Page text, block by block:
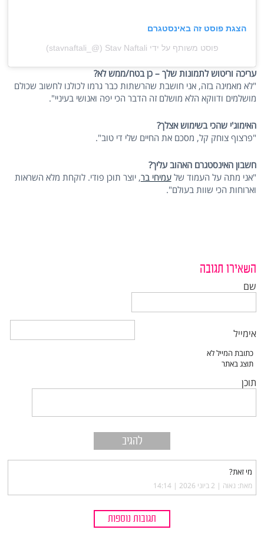
הצגת פוסט זה באינסטגרם
פוסט משותף על ידי ‏‎Stav Naftali‎‏ (@‏‎stavnaftali_‎‏)
עריכה וריטוש לתמונות שלך – כן בטח/ממש לא?
"לא מאמינה בזה, אני חושבת שהרשתות כבר גרמו לכולנו לחשוב שכולם
מושלמים ודווקא הלא מושלם זה הדבר הכי יפה ואנושי בעיניי".
האימוג'י שהכי בשימוש אצלך?
"פרצוף צוחק קל, מסכם את החיים שלי די טוב".
חשבון האינסטגרם האהוב עליך?
"אני מתה על העמוד שלעמיחי בר, יוצר תוכן פודי. לוקחת מלא השראות
וארוחות הכי שוות בעולם".
השאירו תגובה
שם
אימייל
תוכן
מי זאת?
מאת: נאוה |‏ 2 ביוני 2026 | 14:14
תגובות נוספות